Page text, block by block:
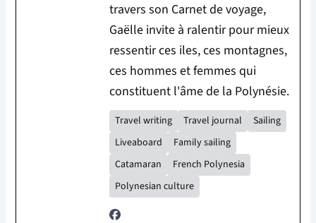
travers son Carnet de voyage,
Gaëlle invite à ralentir pour mieux
ressentir ces iles, ces montagnes,
ces hommes et femmes qui
constituent l'âme de la Polynésie.
Travel writing Travel journal
Sailing
Liveaboard
Family sailing
Catamaran
French Polynesia
Polynesian culture